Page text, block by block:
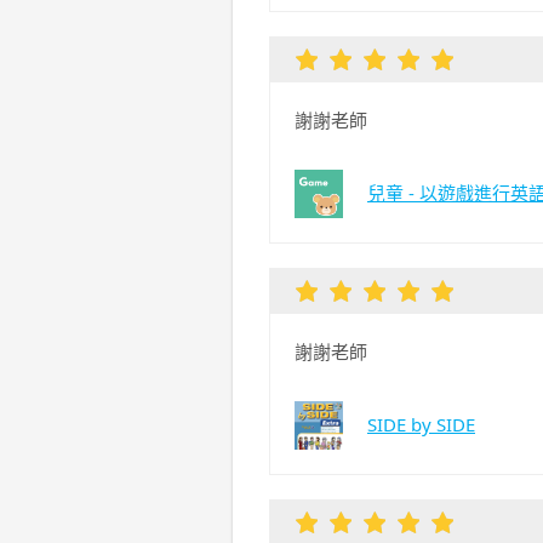
謝謝老師
兒童 - 以遊戲進行英
謝謝老師
SIDE by SIDE